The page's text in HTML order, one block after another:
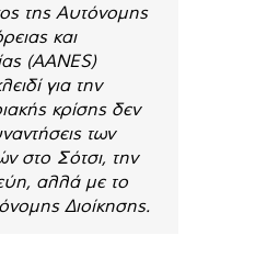
της Αυτόνομης
και
(AANES)
για την
κρίσης δεν
των
στο Σότσι, την
αλλά με το
Διοίκησης.